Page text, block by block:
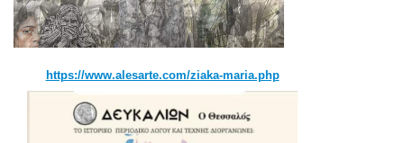
https://www.alesarte.com/ziaka-maria.php